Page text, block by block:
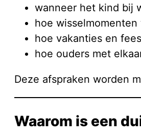
wanneer het kind bij
hoe wisselmomenten
hoe vakanties en
hoe ouders met
Deze afspraken worden
Waarom is een